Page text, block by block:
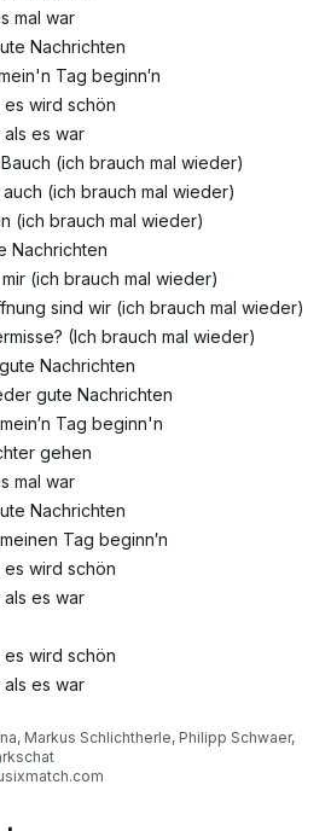
mal war
Nachrichten
Tag beginn′n
wird schön
es war
(ich brauch mal wieder)
(ich brauch mal wieder)
(ich brauch mal wieder)
Nachrichten
(ich brauch mal wieder)
sind wir (ich brauch mal wieder)
(Ich brauch mal wieder)
Nachrichten
gute Nachrichten
Tag beginn'n
gehen
mal war
Nachrichten
Tag beginn′n
wird schön
es war
wird schön
es war
Markus Schlichtherle, Philipp Schwaer,